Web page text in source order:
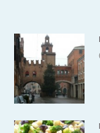
articoli
Previous
post: